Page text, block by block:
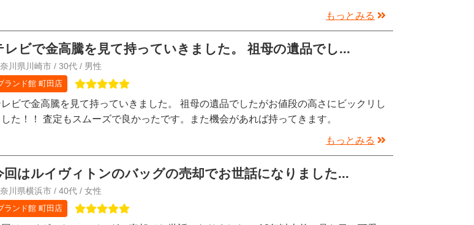
もっとみる
レビで金高騰を見て持っていきました。 祖母の遺品でし...
川県川崎市 / 30代 / 男性
ランド館 町田店
レビで金高騰を見て持っていきました。 祖母の遺品でしたがお値段の高さにビックリし
した！！ 査定もスムーズで良かったです。また機会があれば持ってきます。
もっとみる
回はルイヴィトンのバッグの売却でお世話になりました...
川県横浜市 / 40代 / 女性
ランド館 町田店